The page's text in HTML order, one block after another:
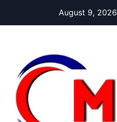
August 9, 2026